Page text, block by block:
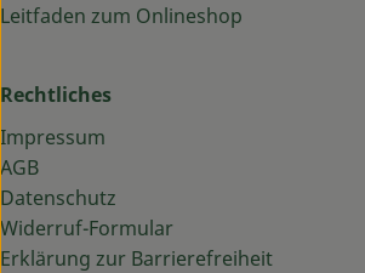
Leitfaden zum Onlineshop
Rechtliches
Impressum
AGB
Datenschutz
Widerruf-Formular
Erklärung zur Barrierefreiheit